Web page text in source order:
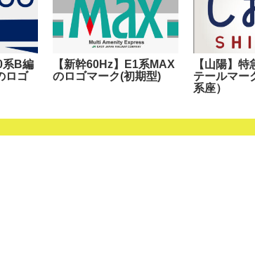
系B編
ロゴ
【新幹60Hz】E1系MAX
のロゴマーク(初期型)
【山陽】
テールマー
系座）